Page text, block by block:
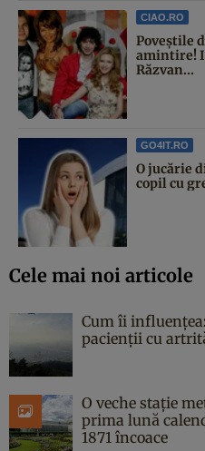
CIAO.RO
Poveştile
amintire!
Răzvan...
GO4IT.RO
O jucărie
copil cu
Cele mai noi articole
Cum îi
pacienții cu
O veche stație
prima lună
1871 încoace